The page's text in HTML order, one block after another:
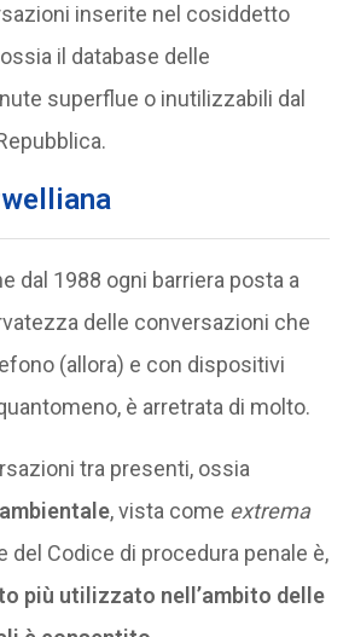
inserite nel cosiddetto
il database delle
superflue o inutilizzabili dal
dal 1988 ogni barriera posta a
delle conversazioni che
(allora) e con dispositivi
è arretrata di molto.
tra presenti, ossia
, vista come extrema
del Codice di procedura penale è,
più utilizzato nell’ambito delle